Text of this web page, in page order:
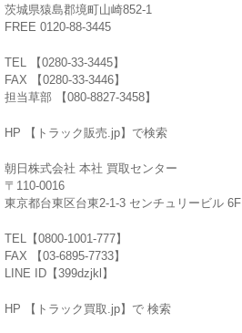
茨城県猿島郡境町山崎852-1
FREE 0120-88-3445
TEL 【0280-33-3445】
FAX 【0280-33-3446】
担当草部 【080-8827-3458】
HP 【トラック販売.jp】で検索
朝日株式会社 本社 買取センター
〒110-0016
東京都台東区台東2-1-3 センチュリービル 6F
TEL【0800-1001-777】
FAX 【03-6895-7733】
LINE ID【399dzjkl】
HP 【トラック買取.jp】で 検索